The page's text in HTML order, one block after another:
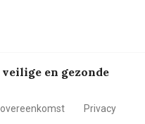
en gezonde
Privacy